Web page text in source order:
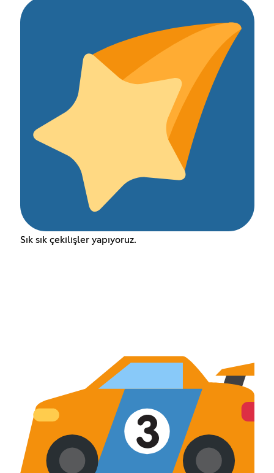
Sık sık çekilişler yapıyoruz.